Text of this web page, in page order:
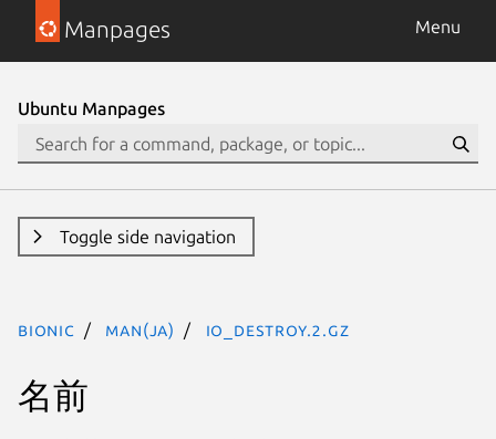
Manpages Menu
Ubuntu Manpages
Toggle side navigation
bionic man(ja) io_destroy.2.gz
名前